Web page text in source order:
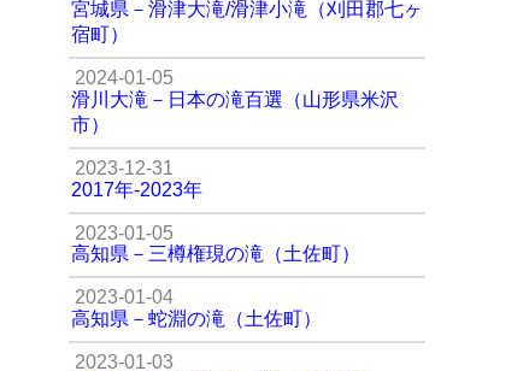
宮城県－滑津大滝/滑津小滝（刈田郡七ヶ
宿町）
2024-01-05
滑川大滝－日本の滝百選（山形県米沢
市）
2023-12-31
2017年-2023年
2023-01-05
高知県－三樽権現の滝（土佐町）
2023-01-04
高知県－蛇淵の滝（土佐町）
2023-01-03